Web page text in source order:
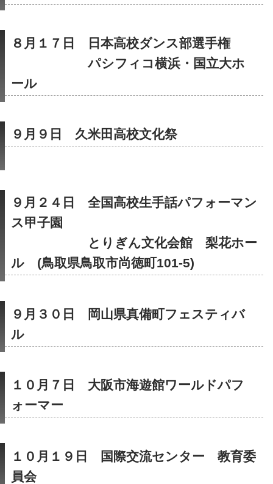
８月１７日　日本高校ダンス部選手権
パシフィコ横浜・国立大ホ
ール
９月９日　久米田高校文化祭
９月２４日　全国高校生手話パフォーマン
ス甲子園
とりぎん文化会館　梨花ホー
ル　(鳥取県鳥取市尚徳町101-5)
９月３０日　岡山県真備町フェスティバ
ル
１０月７日　大阪市海遊館ワールドパフ
ォーマー
１０月１９日　国際交流センター　教育委
員会